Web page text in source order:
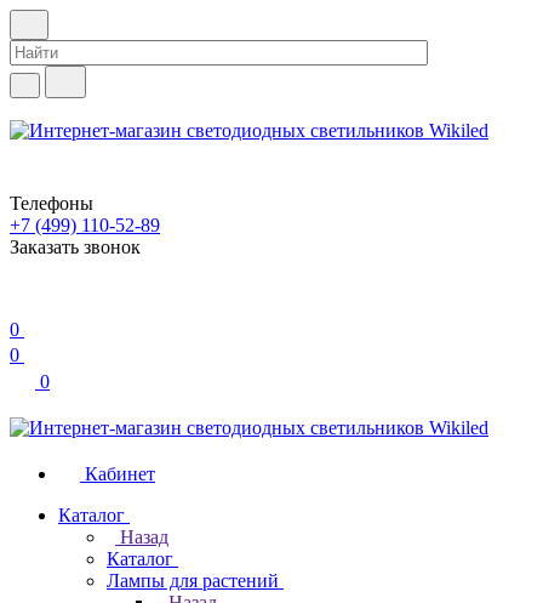
Телефоны
+7 (499) 110-52-89
Заказать звонок
0
0
0
Кабинет
Каталог
Назад
Каталог
Лампы для растений